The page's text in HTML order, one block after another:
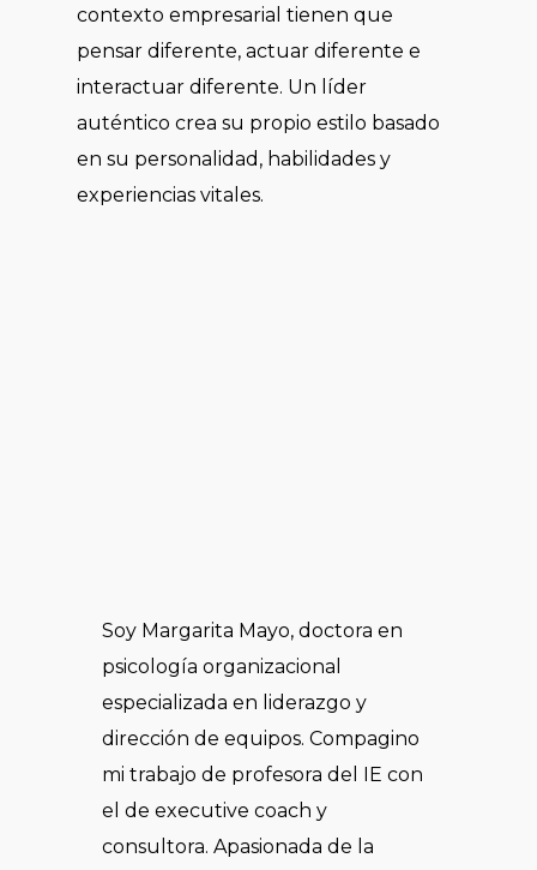
contexto empresarial tienen que
pensar diferente, actuar diferente e
interactuar diferente. Un líder
auténtico crea su propio estilo basado
en su personalidad, habilidades y
experiencias vitales.
Soy Margarita Mayo, doctora en
psicología organizacional
especializada en liderazgo y
dirección de equipos. Compagino
mi trabajo de profesora del IE con
el de executive coach y
consultora. Apasionada de la